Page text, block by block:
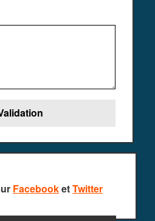
FacebooketTwitter